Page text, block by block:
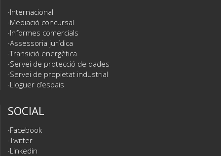
Internacional
Mediació concursal
Informes comercials
Assessoria jurídica
Transició energètica
Servei de protecció de dades
Servei de propietat industrial
Lloguer d’espais
SOCIAL
Facebook
Twitter
Linkedin